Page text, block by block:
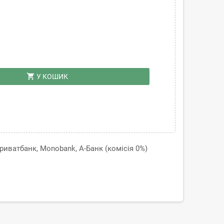
shopping_cart У КОШИК
Monobank, А-Банк (комісія 0%)